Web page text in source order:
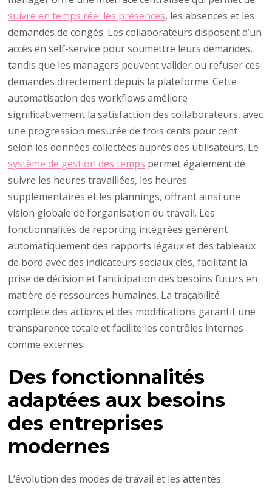
suivre en temps réel les présences, les absences et les
demandes de congés. Les collaborateurs disposent d’un
accès en self-service pour soumettre leurs demandes,
tandis que les managers peuvent valider ou refuser ces
demandes directement depuis la plateforme. Cette
automatisation des workflows améliore
significativement la satisfaction des collaborateurs, avec
une progression mesurée de trois cents pour cent
selon les données collectées auprès des utilisateurs. Le
système de gestion des temps permet également de
suivre les heures travaillées, les heures
supplémentaires et les plannings, offrant ainsi une
vision globale de l’organisation du travail. Les
fonctionnalités de reporting intégrées génèrent
automatiquement des rapports légaux et des tableaux
de bord avec des indicateurs sociaux clés, facilitant la
prise de décision et l’anticipation des besoins futurs en
matière de ressources humaines. La traçabilité
complète des actions et des modifications garantit une
transparence totale et facilite les contrôles internes
comme externes.
Des fonctionnalités
adaptées aux besoins
des entreprises
modernes
L’évolution des modes de travail et les attentes